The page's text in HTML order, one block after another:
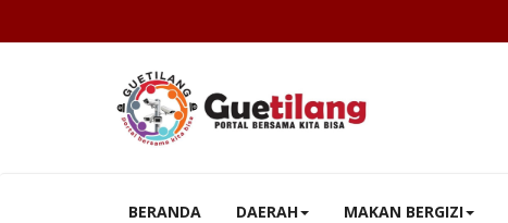
BERANDA DAERAH MAKAN BERGIZI